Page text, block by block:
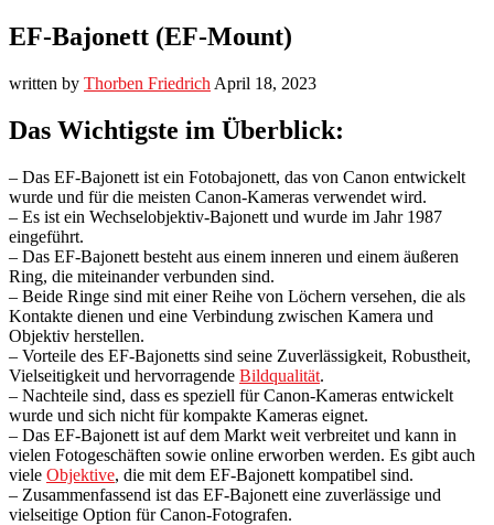
EF-Bajonett (EF-Mount)
written by Thorben Friedrich April 18, 2023
Das Wichtigste im Überblick:
– Das EF-Bajonett ist ein Fotobajonett, das von Canon entwickelt
wurde und für die meisten Canon-Kameras verwendet wird.
– Es ist ein Wechselobjektiv-Bajonett und wurde im Jahr 1987
eingeführt.
– Das EF-Bajonett besteht aus einem inneren und einem äußeren
Ring, die miteinander verbunden sind.
– Beide Ringe sind mit einer Reihe von Löchern versehen, die als
Kontakte dienen und eine Verbindung zwischen Kamera und
Objektiv herstellen.
– Vorteile des EF-Bajonetts sind seine Zuverlässigkeit, Robustheit,
Vielseitigkeit und hervorragende Bildqualität.
– Nachteile sind, dass es speziell für Canon-Kameras entwickelt
wurde und sich nicht für kompakte Kameras eignet.
– Das EF-Bajonett ist auf dem Markt weit verbreitet und kann in
vielen Fotogeschäften sowie online erworben werden. Es gibt auch
viele Objektive, die mit dem EF-Bajonett kompatibel sind.
– Zusammenfassend ist das EF-Bajonett eine zuverlässige und
vielseitige Option für Canon-Fotografen.